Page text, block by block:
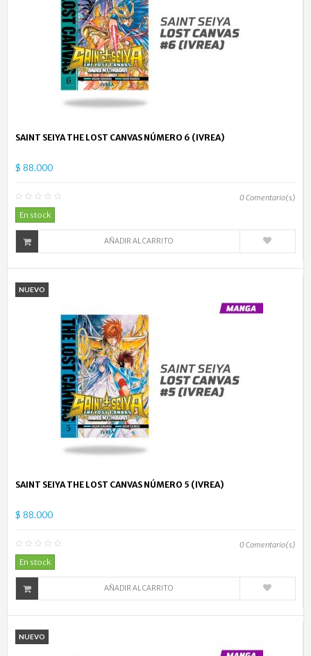
SAINT SEIYA THE LOST CANVAS NÚMERO 6 (IVREA)
$ 88.000
0Comentario(s)
En stock
AÑADIR AL CARRITO
NUEVO
SAINT SEIYA THE LOST CANVAS NÚMERO 5 (IVREA)
$ 88.000
0Comentario(s)
En stock
AÑADIR AL CARRITO
NUEVO